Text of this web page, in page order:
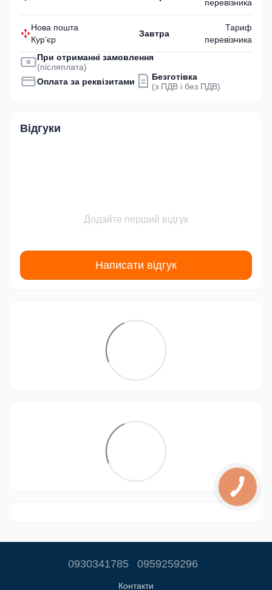
перевізника
Нова пошта
Кур’єр
Завтра
Тариф
перевізника
При отриманні замовлення
(післяплата)
Оплата за реквізитами
Безготівка
(з ПДВ і без ПДВ)
Відгуки
Додайте перший відгук
Написати відгук
0930341785 0959259296
Контакти